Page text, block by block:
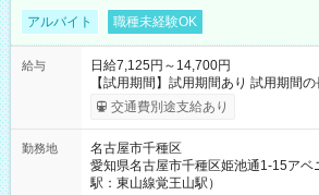
アルバイト 職種未経験OK
給与
日給7,125円～14,700円
【試用期間】試用期間あり 試用期間
給与は本採用時と同じです。
交通費別途支給あり
勤務地
名古屋市千種区
愛知県名古屋市千種区姫池通1-15アベ
駅：東山線覚王山駅）